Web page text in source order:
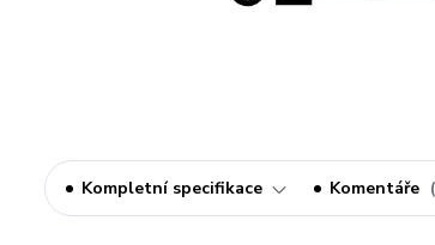
Kompletní specifikace Komentáře